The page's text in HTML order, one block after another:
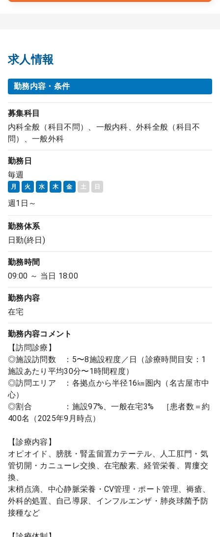
求人情報
勤務内容・条件
募集科目
内科全般（科目不問）、一般内科、外科全般（科目不
問）、一般外科
勤務日
毎週
月 火 水 木 金 土 日
週1日～
勤務体系
日勤(終日)
勤務時間
09:00 ～ 当日 18:00
勤務内容
在宅
勤務内容コメント
【訪問診療】
◎施設訪問数 ：5〜8施設程度／日（診療時間目安：1
施設あたり平均30分〜1時間程度）
◎訪問エリア ：各拠点から半径16㎞圏内（名古屋市中
心）
◎割合 ：施設97%、一般在宅3% ［患者数＝約
400名（2025年9月時点）
【診療内容】
オピオイド、膀胱・腎盂留置カテーテル、人工肛門・気
管切開・カニューレ交換、在宅酸素、経管栄養、胃瘻交
換、
末梢点滴、中心静脈栄養・CV管理・ポート管理、褥瘡、
外科的処置、自己導尿、インフルエンザ・肺炎球菌予防
接種など